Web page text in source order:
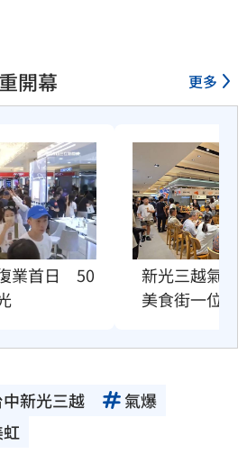
開幕 更多
業首日　50
新光三越氣爆
美食街一位難
中新光三越
氣爆